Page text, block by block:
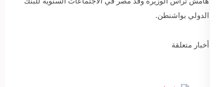
الدولي بواشنطن.
أخبار متعلقة